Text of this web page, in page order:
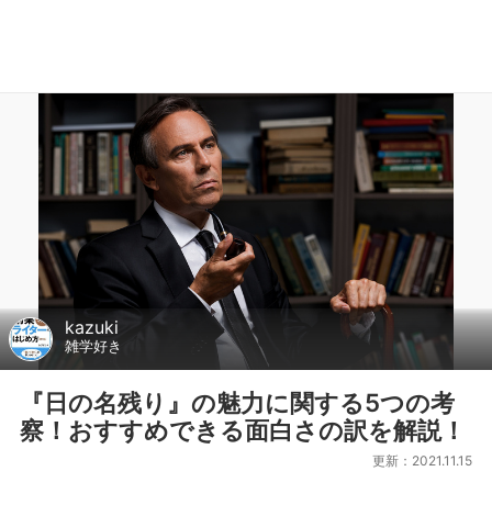
kazuki
雑学好き
『日の名残り』の魅力に関する5つの考
察！おすすめできる面白さの訳を解説！
更新：2021.11.15